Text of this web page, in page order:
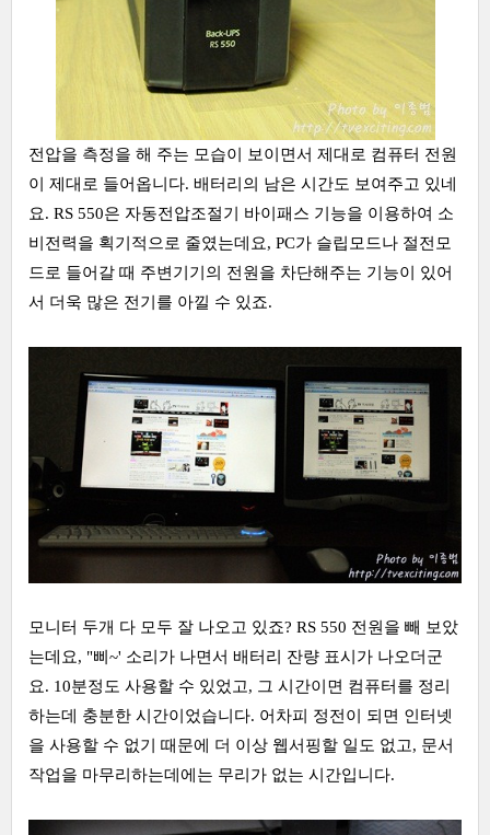
전압을 측정을 해 주는 모습이 보이면서 제대로 컴퓨터 전원
이 제대로 들어옵니다. 배터리의 남은 시간도 보여주고 있네
요. RS 550은 자동전압조절기 바이패스 기능을 이용하여 소
비전력을 획기적으로 줄였는데요, PC가 슬립모드나 절전모
드로 들어갈 때 주변기기의 전원을 차단해주는 기능이 있어
서 더욱 많은 전기를 아낄 수 있죠.
모니터 두개 다 모두 잘 나오고 있죠? RS 550 전원을 빼 보았
는데요, "삐~' 소리가 나면서 배터리 잔량 표시가 나오더군
요. 10분정도 사용할 수 있었고, 그 시간이면 컴퓨터를 정리
하는데 충분한 시간이었습니다. 어차피 정전이 되면 인터넷
을 사용할 수 없기 때문에 더 이상 웹서핑할 일도 없고, 문서
작업을 마무리하는데에는 무리가 없는 시간입니다.